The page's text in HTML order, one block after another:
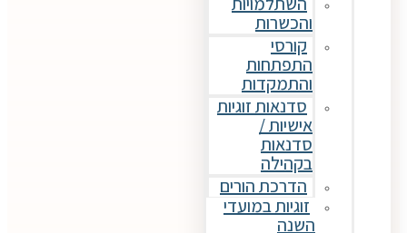
והכשרות
קורסי
התפתחות
והתמקדות
סדנאות זוגיות
אישיות /
סדנאות
בקהילה
הדרכת הורים
זוגיות במועדי
השנה